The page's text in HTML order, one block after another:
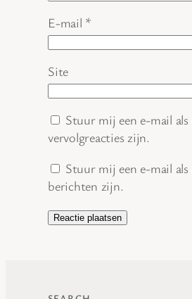
E-mail *
Site
Stuur mij een e-mail als
vervolgreacties zijn.
Stuur mij een e-mail
berichten zijn.